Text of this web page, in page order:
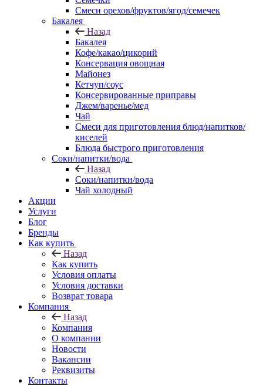
Смеси орехов/фруктов/ягод/семечек
Бакалея
Назад
Бакалея
Кофе/какао/цикорий
Консервация овощная
Майонез
Кетчуп/соус
Консервированные приправы
Джем/варенье/мед
Чай
Смеси для приготовления блюд/напитков/
киселей
Блюда быстрого приготовления
Соки/напитки/вода
Назад
Соки/напитки/вода
Чай холодный
Акции
Услуги
Блог
Бренды
Как купить
Назад
Как купить
Условия оплаты
Условия доставки
Возврат товара
Компания
Назад
Компания
О компании
Новости
Вакансии
Реквизиты
Контакты